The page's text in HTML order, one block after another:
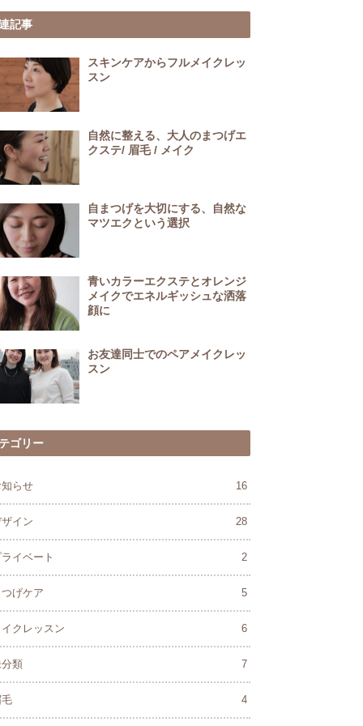
記事
スキンケアからフルメイクレッ
スン
自然に整える、大人のまつげエ
クステ/ 眉毛 / メイク
自まつげを大切にする、自然な
マツエクという選択
青いカラーエクステとオレンジ
メイクでエネルギッシュな洒落
顔に
お友達同士でのペアメイクレッ
スン
ゴリー
知らせ 16
イン 28
イベート 2
げケア 5
イクレッスン 6
類 7
毛 4